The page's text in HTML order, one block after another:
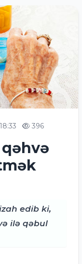
396
qəhvə
edib ki,
ilə qəbul